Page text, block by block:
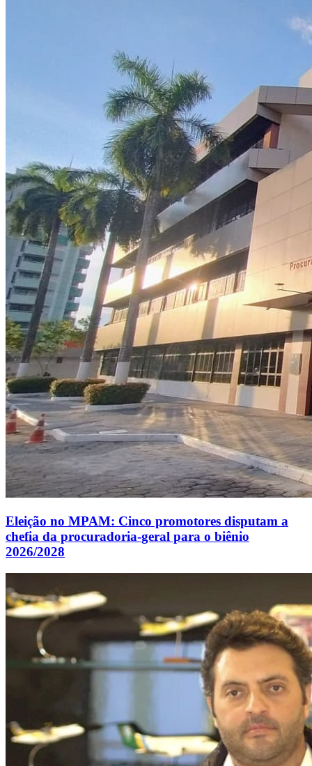
Eleição no MPAM: Cinco promotores disputam a
chefia da procuradoria-geral para o biênio
2026/2028